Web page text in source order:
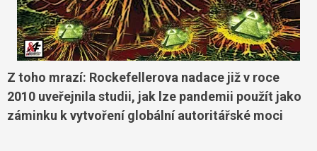
Z toho mrazí: Rockefellerova nadace již v roce
2010 uveřejnila studii, jak lze pandemii použít jako
záminku k vytvoření globální autoritářské moci